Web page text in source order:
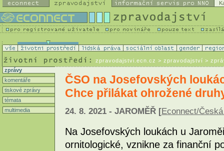
zpravodajstvi.ecn.cz > zpravodajství >
zprávy
komentáře
tiskové zprávy
témata
multimedia
ČSO na Josefovských
Chce přilákat ohrožené
24. 8. 2021 - JAROMĚŘ [Econnect/
Na Josefovských loukách u
ornitologické, vznikne za finanční